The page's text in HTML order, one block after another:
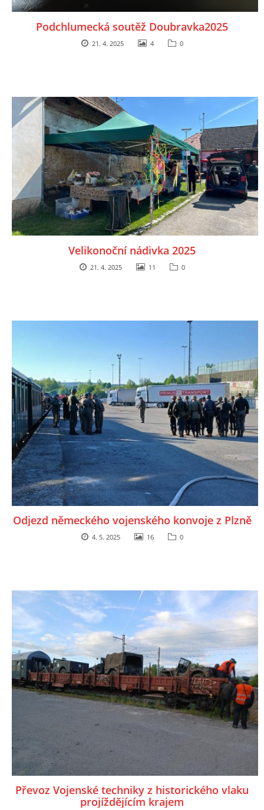
Podchlumecká soutěž Doubravka2025
21. 4. 2025 4 0
Velikonoční nádivka 2025
21. 4. 2025 11 0
Odjezd německého vojenského konvoje z Plzně
4. 5. 2025 16 0
Převoz Vojenské techniky z historického vlaku
projíždějícím krajem